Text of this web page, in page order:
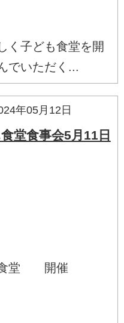
く子ども食堂を開
でいただく...
年05月12日
堂食事会5月11日
食堂 開催